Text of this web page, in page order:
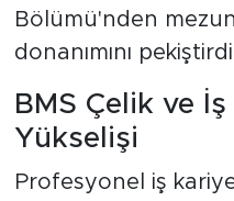
Bölümü'nden
donanımını
BMS Çelik ve
Yükselişi
Profesyonel iş